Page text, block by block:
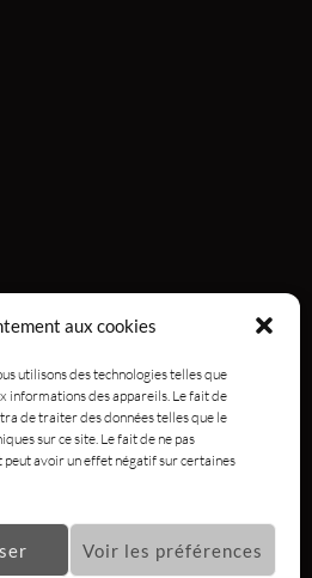
aux cookies
utilisons des technologies telles que
informations des appareils. Le fait de
de traiter des données telles que le
sur ce site. Le fait de ne pas
avoir un effet négatif sur certaines
Voir les préférences